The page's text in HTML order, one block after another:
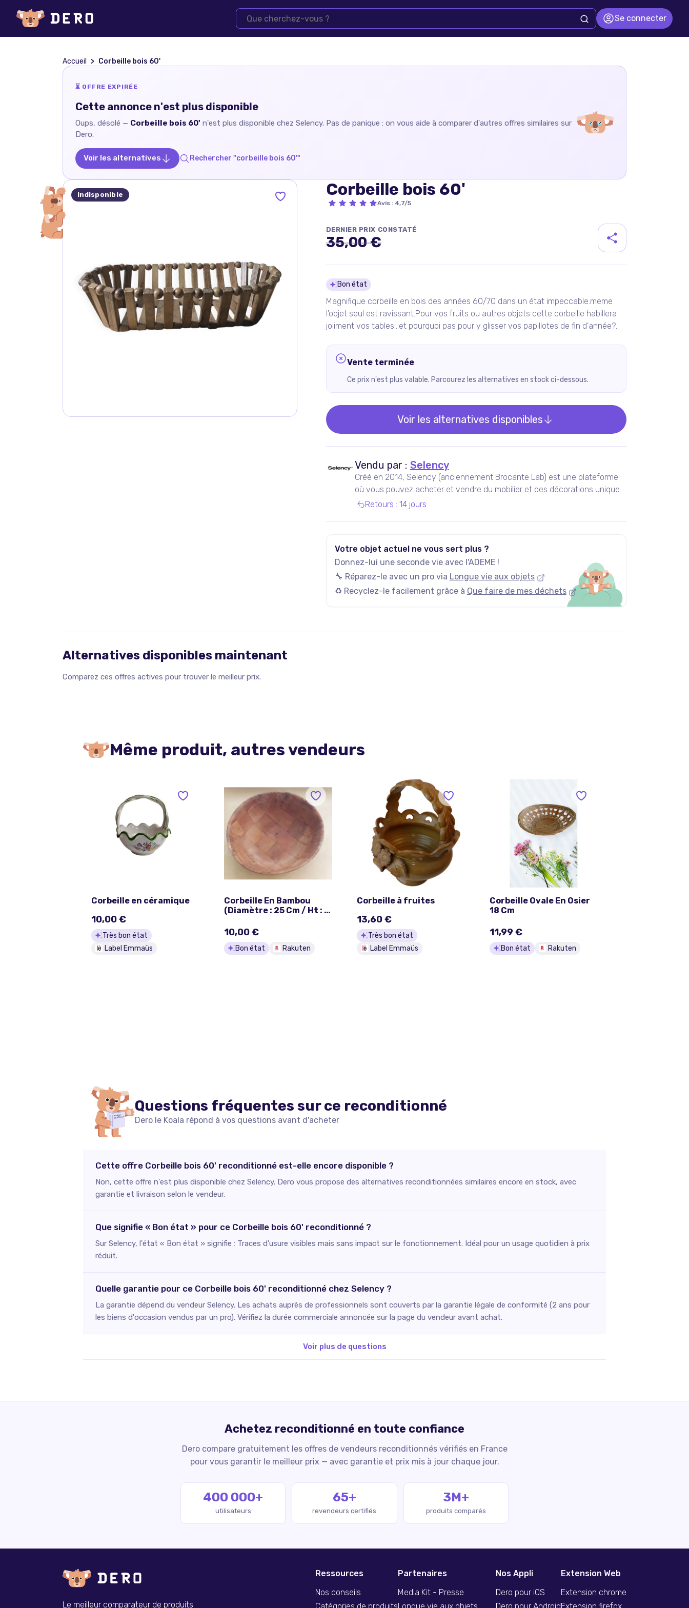
Se connecter
Accueil Corbeille bois 60'
⏳ OFFRE EXPIRÉE
Cette annonce n'est plus disponible
Oups, désolé — Corbeille bois 60' n'est plus disponible chez Selency. Pas de panique : on vous aide à comparer d'autres offres similaires sur
Dero.
Voir les alternatives Rechercher "corbeille bois 60'"
Indisponible Corbeille bois 60'
Avis: 4,7/5
DERNIER PRIX CONSTATÉ
35,00 €
Détails du produit
Bon état
Magnifique corbeille en bois des années 60/70 dans un état impeccable.meme
l'objet seul est ravissant.Pour vos fruits ou autres objets cette corbeille habillera
joliment vos tables...et pourquoi pas pour y glisser vos papillotes de fin d'année?.
Vente terminée
Ce prix n'est plus valable. Parcourez les alternatives en stock ci-dessous.
Voir les alternatives disponibles
Vendu par : Selency
Créé en 2014, Selency (anciennement Brocante Lab) est une plateforme
où vous pouvez acheter et vendre du mobilier et des décorations uniques
de seconde main, notamment vintage et design.
Retours : 14 jours
Votre objet actuel ne vous sert plus ?
Donnez-lui une seconde vie avec l'ADEME !
🔧 Réparez-le avec un pro via Longue vie aux objets
♻️ Recyclez-le facilement grâce à Que faire de mes déchets
Alternatives disponibles maintenant
Comparez ces offres actives pour trouver le meilleur prix.
Même produit, autres vendeurs
Corbeille en céramique
10,00 €
Très bon état
Label Emmaüs
Corbeille En Bambou
(Diamètre : 25 Cm / Ht : 8
10,00 €
Bon état Rakuten
Corbeille à fruites
13,60 €
Très bon état
Label Emmaüs
Corbeille Ovale En Osier
18 Cm
11,99 €
Bon état Rakuten
Questions fréquentes sur ce reconditionné
Dero le Koala répond à vos questions avant d'acheter
Cette offre Corbeille bois 60' reconditionné est-elle encore disponible ?
Non, cette offre n'est plus disponible chez Selency. Dero vous propose des alternatives reconditionnées similaires encore en stock, avec
garantie et livraison selon le vendeur.
Que signifie « Bon état » pour ce Corbeille bois 60' reconditionné ?
Sur Selency, l'état « Bon état » signifie : Traces d'usure visibles mais sans impact sur le fonctionnement. Idéal pour un usage quotidien à prix
réduit.
Quelle garantie pour ce Corbeille bois 60' reconditionné chez Selency ?
La garantie dépend du vendeur Selency. Les achats auprès de professionnels sont couverts par la garantie légale de conformité (2 ans pour
les biens d'occasion vendus par un pro). Vérifiez la durée commerciale annoncée sur la page du vendeur avant achat.
Voir plus de questions
Achetez reconditionné en toute confiance
Dero compare gratuitement les offres de vendeurs reconditionnés vérifiés en France
pour vous garantir le meilleur prix — avec garantie et prix mis à jour chaque jour.
400 000+
utilisateurs
65+
revendeurs certifiés
3M+
produits comparés
Le meilleur comparateur de produits
Ressources
Nos conseils
Catégories de produits
Partenaires
Media Kit - Presse
Longue vie aux objets
Nos Appli
Dero pour iOS
Dero pour Android
Extension Web
Extension chrome
Extension firefox